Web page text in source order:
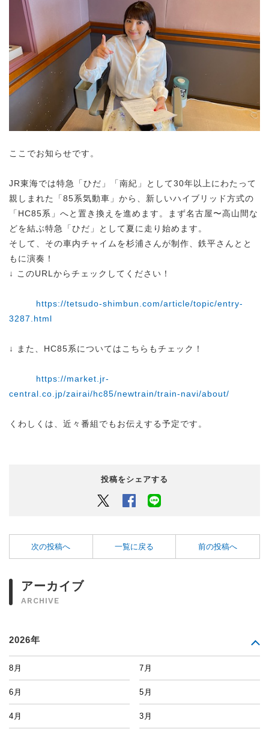
ここでお知らせです。
JR東海では特急「ひだ」「南紀」として30年以上にわたって
親しまれた「85系気動車」から、新しいハイブリッド方式の
「HC85系」へと置き換えを進めます。まず名古屋〜高山間な
どを結ぶ特急「ひだ」として夏に走り始めます。
そして、その車内チャイムを杉浦さんが制作、鉄平さんとと
もに演奏！
↓ このURLからチェックしてください！
https://tetsudo-shimbun.com/article/topic/entry-
3287.html
↓ また、HC85系についてはこちらもチェック！
https://market.jr-
central.co.jp/zairai/hc85/newtrain/train-navi/about/
くわしくは、近々番組でもお伝えする予定です。
投稿をシェアする
Twitter Facebook
次の投稿へ 一覧に戻る 前の投稿へ
アーカイブ
ARCHIVE
2026年
8月 7月
6月 5月
4月 3月